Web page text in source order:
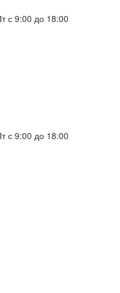
с 9:00 до 18:00
с 9:00 до 18:00